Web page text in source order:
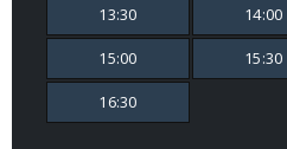
13:30 14:00
15:00 15:30
16:30